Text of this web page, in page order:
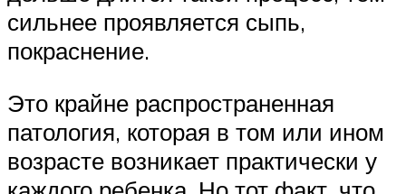
сильнее проявляется сыпь,
покраснение.
Это крайне распространенная
патология, которая в том или ином
возрасте возникает практически у